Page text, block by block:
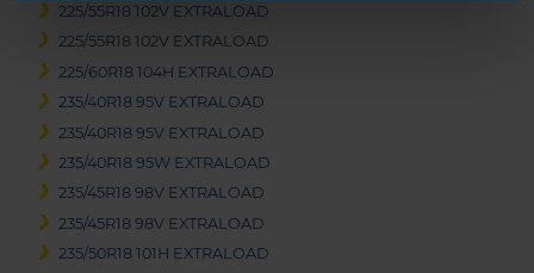
225/55R18 102V EXTRALOAD
225/55R18 102V EXTRALOAD
225/60R18 104H EXTRALOAD
235/40R18 95V EXTRALOAD
235/40R18 95V EXTRALOAD
235/40R18 95W EXTRALOAD
235/45R18 98V EXTRALOAD
235/45R18 98V EXTRALOAD
235/50R18 101H EXTRALOAD